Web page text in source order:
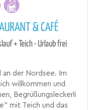
& CAFÉ
+ Teich - Urlaub frei
an der Nordsee. Im
willkommen und
Begrüßungsleckerli
mit Teich und das